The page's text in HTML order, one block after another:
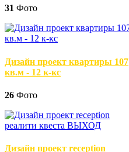
31 Фото
Дизайн проект квартиры 107
кв.м - 12 к-кс
26 Фото
Дизайн проект reception